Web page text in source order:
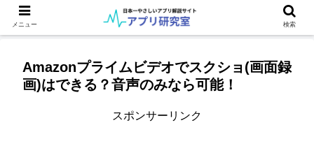
Amazonプライムビデオでスクショ(画面録
画)はできる？音声のみなら可能！
スポンサーリンク
メニュー 検索